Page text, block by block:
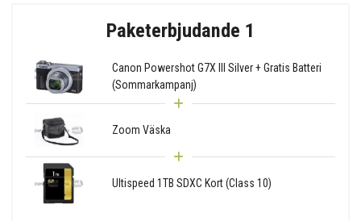
Paketerbjudande 1
Canon Powershot G7X III Silver + Gratis Batteri
(Sommarkampanj)
Zoom Väska
Ultispeed 1TB SDXC Kort (Class 10)